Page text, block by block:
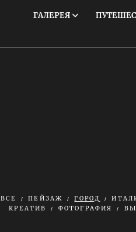
ГАЛЕРЕЯ
ВСЕ ПЕЙЗАЖ ГОРОД
КРЕАТИВ
ФОТОГРАФИЯ